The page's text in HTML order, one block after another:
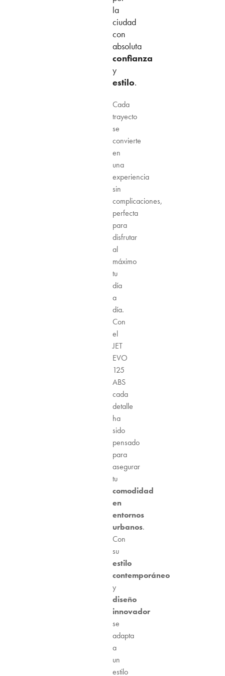
la
ciudad
con
absoluta
confianza
y
estilo.
Cada
trayecto
se
convierte
en
una
experiencia
sin
complicaciones,
perfecta
para
disfrutar
al
máximo
tu
día
a
día.
Con
el
JET
EVO
125
ABS
cada
detalle
ha
sido
pensado
para
asegurar
tu
comodidad
en
entornos
urbanos.
Con
su
estilo
contemporáneo
y
diseño
innovador
se
adapta
a
un
estilo